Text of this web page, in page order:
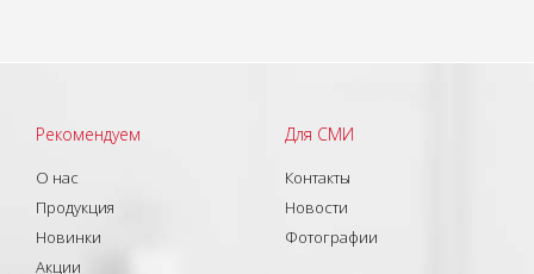
Рекомендуем
О нас
Продукция
Новинки
Акции
Для СМИ
Контакты
Новости
Фотографии